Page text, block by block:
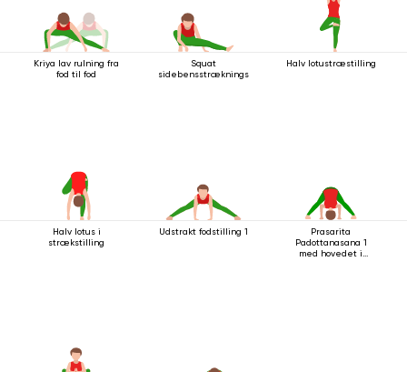
Kriya lav rulning fra
fod til fod
Squat
sidebensstrækningsstilling
Halv lotustræstilling
Halv lotus i
strækstilling
Udstrakt fodstilling 1
Prasarita
Padottanasana 1
med hovedet i